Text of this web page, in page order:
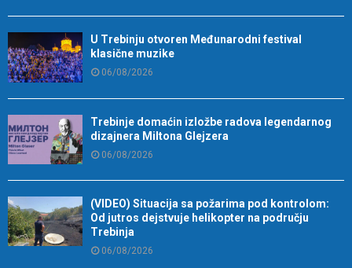
U Trebinju otvoren Međunarodni festival
klasične muzike
06/08/2026
Trebinje domaćin izložbe radova legendarnog
dizajnera Miltona Glejzera
06/08/2026
(VIDEO) Situacija sa požarima pod kontrolom:
Od jutros dejstvuje helikopter na području
Trebinja
06/08/2026